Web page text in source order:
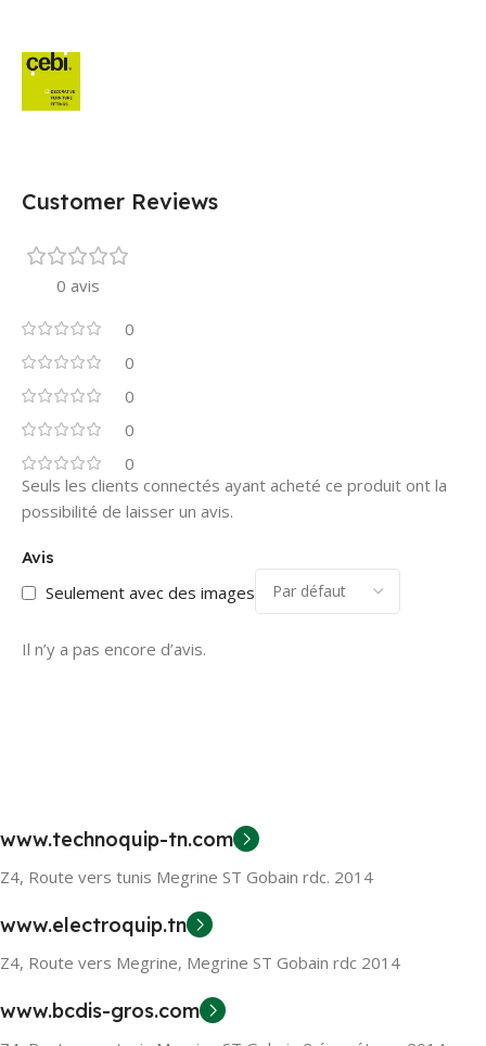
Customer Reviews
0 avis
0
0
0
0
0
Avis
Seulement avec des images
Il n’y a pas encore d’avis.
Seuls les clients connectés ayant acheté ce produit ont la
possibilité de laisser un avis.
www.technoquip-tn.com
Z4, Route vers tunis Megrine ST Gobain rdc. 2014
www.electroquip.tn
Z4, Route vers Megrine, Megrine ST Gobain rdc 2014
www.bcdis-gros.com